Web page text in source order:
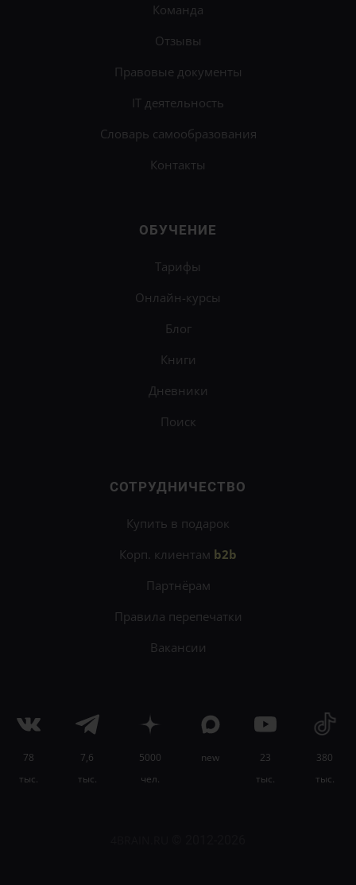
Команда
Отзывы
Правовые документы
IT деятельность
Словарь самообразования
Контакты
ОБУЧЕНИЕ
Тарифы
Онлайн-курсы
Блог
Книги
Дневники
Поиск
СОТРУДНИЧЕСТВО
Купить в подарок
Корп. клиентам b2b
Партнёрам
Правила перепечатки
Вакансии
78
тыс.
7,6
тыс.
5000
чел.
new
23
тыс.
380
тыс.